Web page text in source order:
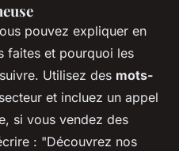
pouvez expliquer en
faites et pourquoi les
Utilisez des mots-
et incluez un appel
si vous vendez des
: "Découvrez nos